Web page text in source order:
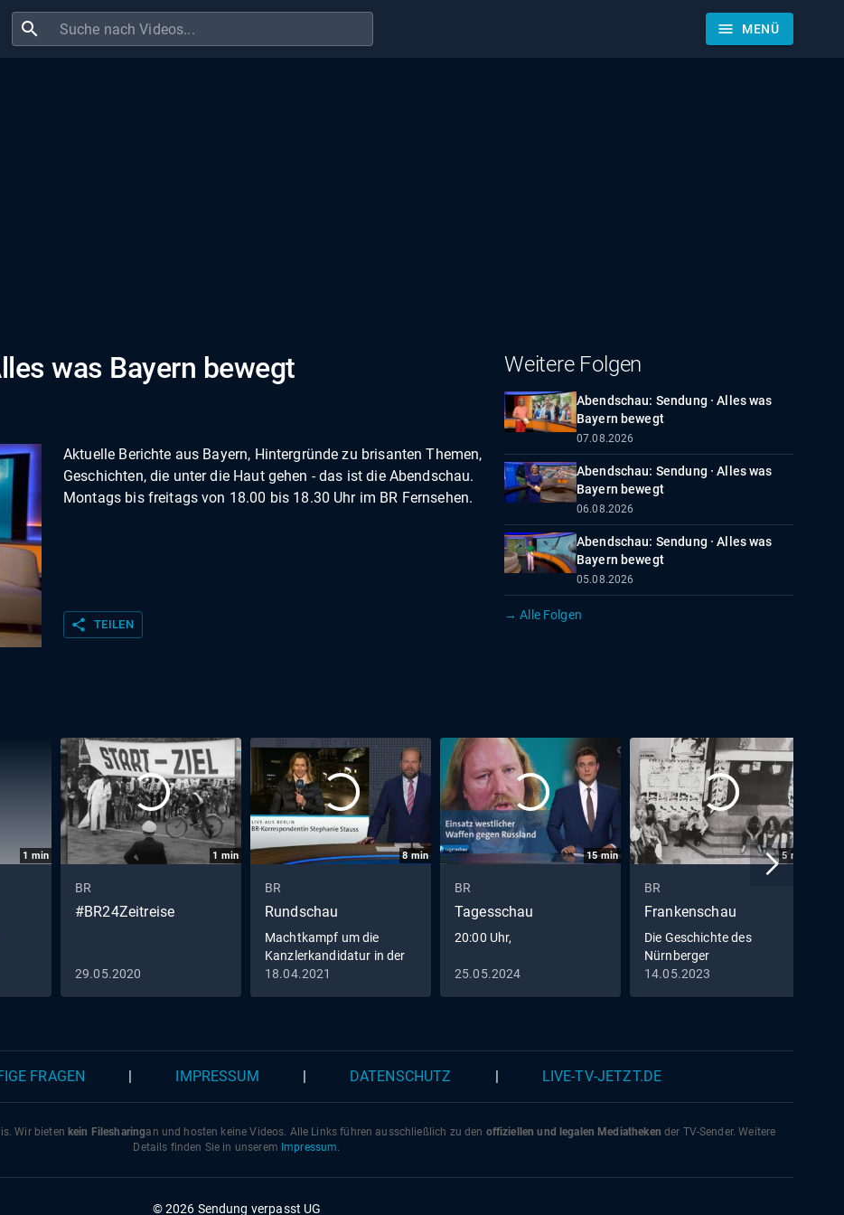
search menu MENÜ
was Bayern bewegt
Aktuelle Berichte aus Bayern, Hintergründe zu brisanten Themen,
Geschichten, die unter die Haut gehen - das ist die Abendschau.
Montags bis freitags von 18.00 bis 18.30 Uhr im BR Fernsehen.
share TEILEN
Weitere Folgen
Abendschau: Sendung · Alles was
Bayern bewegt
07.08.2026
Abendschau: Sendung · Alles was
Bayern bewegt
06.08.2026
Abendschau: Sendung · Alles was
Bayern bewegt
05.08.2026
→ Alle Folgen
1 min 1 min
BR
#BR24Zeitreise
29.05.2020
8min
BR
Rundschau
Machtkampf um die
Kanzlerkandidatur in der
Union
18.04.2021
15min
BR
Tagesschau
20:00 Uhr,
25.05.2024
5 min
BR
Frankenschau
Die Geschichte des
Nürnberger
Kulturzentrums "KOMM"
14.05.2023
FRAGEN IMPRESSUM DATENSCHUTZ LIVE-TV-JETZT.DE
Wir bieten kein Filesharingan und hosten keine Videos. Alle Links führen ausschließlich zu den offiziellen und legalen Mediatheken der TV-Sender. Weitere
Details finden Sie in unserem Impressum.
© 2026 Sendung verpasst UG